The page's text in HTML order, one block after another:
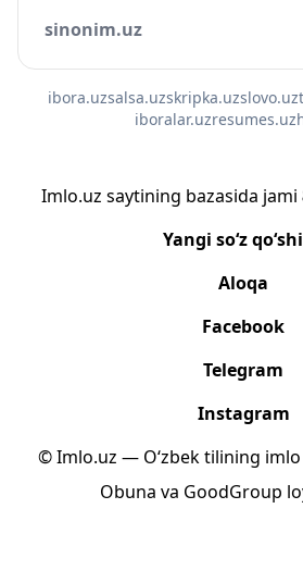
sinonim.uz
ibora.uzsalsa.uzskripka.uzslovo.uz
iboralar.uzresumes.uz
Imlo.uz saytining bazasida jami
Yangi so‘z
Aloqa
Facebook
Telegram
Instagram
© Imlo.uz — O‘zbek tilining imlo
Obuna va GoodGroup